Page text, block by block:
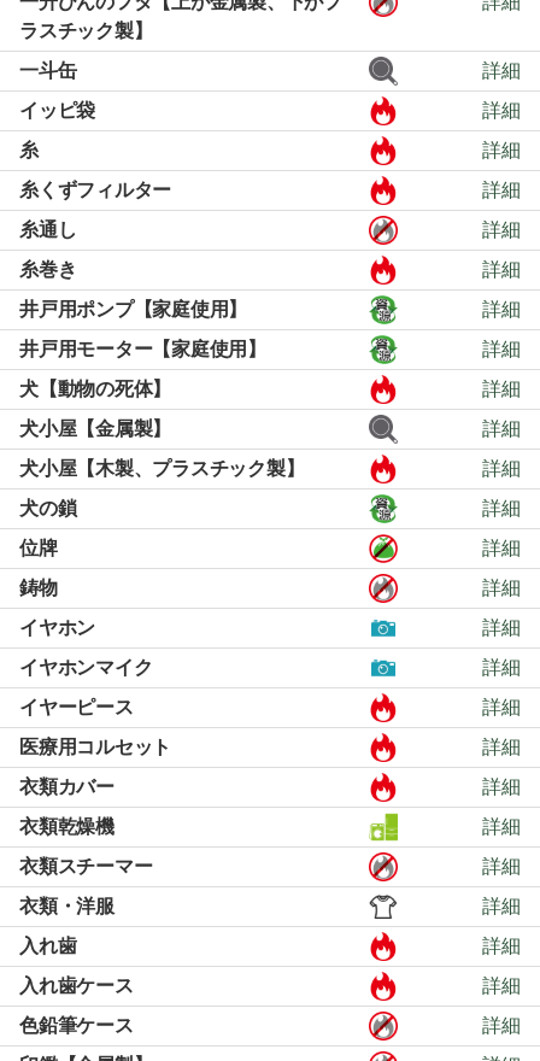
ラスチック製】
一斗缶
詳細
イッピ袋
詳細
糸
詳細
糸くずフィルター
詳細
糸通し
詳細
糸巻き
詳細
井戸用ポンプ【家庭使用】
詳細
井戸用モーター【家庭使用】
詳細
犬【動物の死体】
詳細
犬小屋【金属製】
詳細
犬小屋【木製、プラスチック製】
詳細
犬の鎖
詳細
位牌
詳細
鋳物
詳細
イヤホン
詳細
イヤホンマイク
詳細
イヤーピース
詳細
医療用コルセット
詳細
衣類カバー
詳細
衣類乾燥機
詳細
衣類スチーマー
詳細
衣類・洋服
詳細
入れ歯
詳細
入れ歯ケース
詳細
色鉛筆ケース
詳細